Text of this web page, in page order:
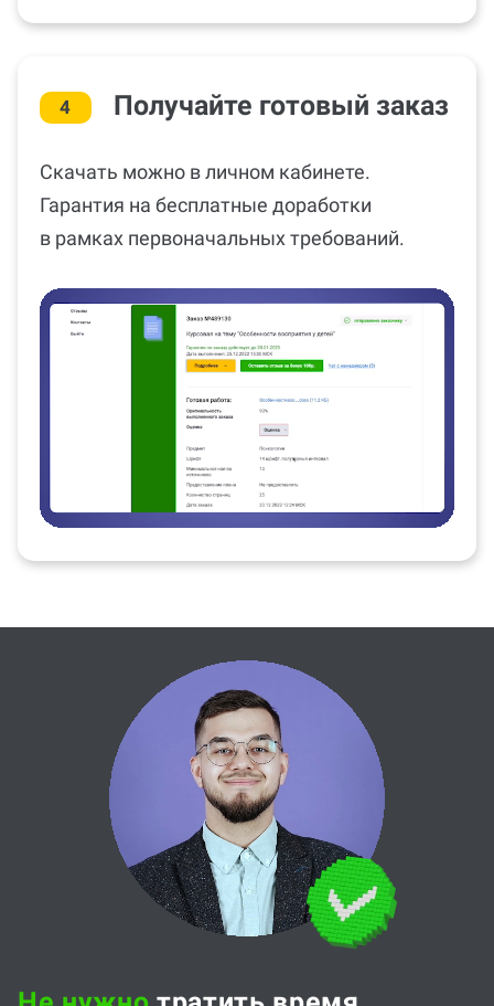
4 Получайте готовый заказ
Скачать можно в личном кабинете.
Гарантия на бесплатные доработки
в рамках первоначальных требований.